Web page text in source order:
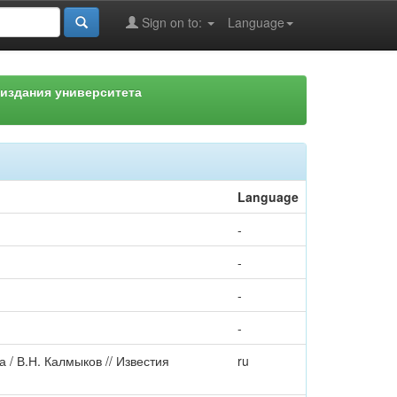
Language
Sign on to:
университета
Language
-
-
-
-
/ В.Н. Калмыков // Известия
ru